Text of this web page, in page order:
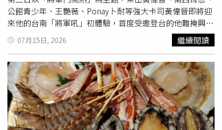
過去習慣大啖河粉、白飯及重口味料理的他，突然每天吃雞
胸肉和水煮蔬菜，一度十分痛苦，甚至好幾次萌生放棄念
頭。然而，幾週後，他開始感受到身體變化。「每吃完一
餐，我都覺得身體變得更輕盈。」黎黃龍說。隨著身體逐漸
適應新的飲食模式，他也調整進食順序，改成先吃蔬菜、再
吃蛋白質、最後才攝取澱粉，同時放慢進食速度，在感覺約
八分飽時便停止進食，避免過量攝取熱量。除了控制飲食，
他每週固定前往健身房5至6天，上午安排有氧及核心訓練，
下午則進行重量訓練，希望增加肌肉量並提升基礎代謝。剛
開始運動時，連最基本的坐下、站起都會讓肌肉痠痛，體力
公館青少年、王艷薇、Ponay卜耐等強大卡司黃偉晉即將迎
來他的台南「將軍吼」初體驗，首度受邀登台的他難掩興
奮，表示：「早耳聞現場觀眾的無比熱情。」他特別嚮往在
海港邊開唱的感覺：「非常期待能與粉絲一起吹著夏夜晚
風，享受最舒服的演出氛圍。」其實他對台南毫不陌生，私
下常和好友相約南下「耍廢」放鬆。談到在地美食，黃偉晉
大推必喝的牛肉湯與傳統米糕，雖然平常較少碰 海鮮，卻唯
獨對海鮮炒麵與炒蛤蜊情有獨鍾，展現了獨特的吃貨雷達。
他驚喜預告今年絕對有機會讓新作品與大家見面，呼籲歌迷
們在享受將軍吼演出的同時，也可以好好期待他今年的全新
07月15日, 2026 繼續閱讀